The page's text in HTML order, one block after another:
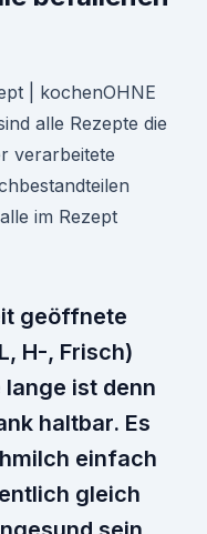
| kochenOHNE
alle Rezepte die
verarbeitete
im Rezept
geöffnete
H-, Frisch)
lange ist denn
haltbar. Es
einfach
gleich